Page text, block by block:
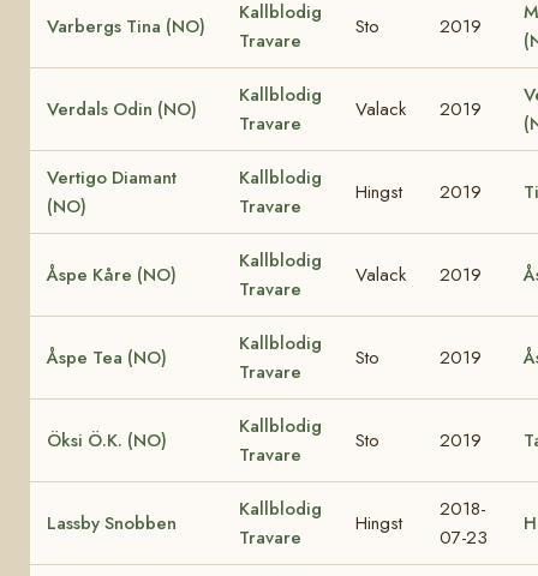
Varbergs Tina (NO)
Kallblodig
Travare
Sto 2019
Verdals Odin (NO)
Kallblodig
Travare
Valack 2019
Vertigo Diamant
(NO)
Kallblodig
Travare
Hingst 2019
Åspe Kåre (NO)
Kallblodig
Travare
Valack 2019
Åspe Tea (NO)
Kallblodig
Travare
Sto 2019
Öksi Ö.K. (NO)
Kallblodig
Travare
Sto 2019
Lassby Snobben
Kallblodig
Travare
Hingst
2018-
07-23